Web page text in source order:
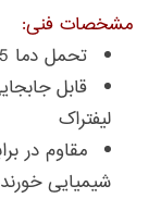
مشخصات فنی:
تحمل دما 5- تا 45+ درجه سانتیگراد
قابل
لیفتراک
مقاوم در
شیمیایی